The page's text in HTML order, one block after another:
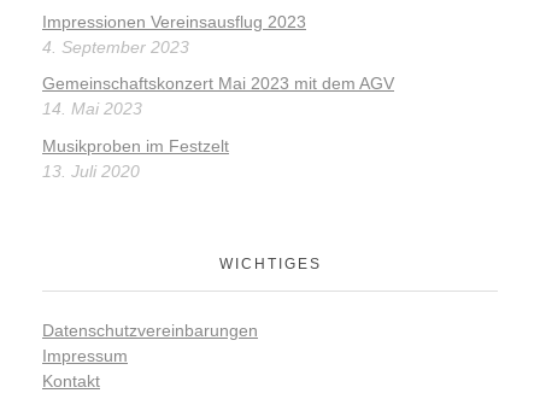
Impressionen Vereinsausflug 2023
4. September 2023
Gemeinschaftskonzert Mai 2023 mit dem AGV
14. Mai 2023
Musikproben im Festzelt
13. Juli 2020
WICHTIGES
Datenschutzvereinbarungen
Impressum
Kontakt